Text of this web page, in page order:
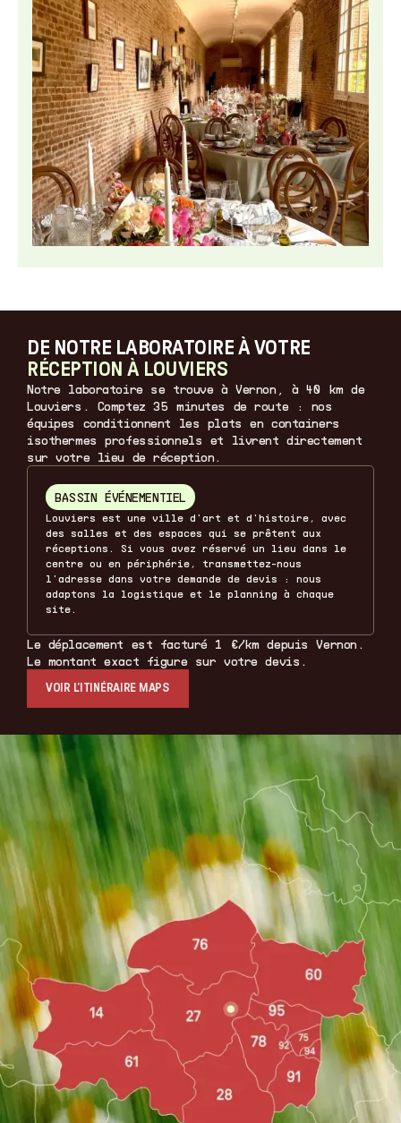
DE NOTRE LABORATOIRE À VOTRE
RÉCEPTION À LOUVIERS
Notre laboratoire se trouve à Vernon, à 40 km de
Louviers. Comptez 35 minutes de route : nos
équipes conditionnent les plats en containers
isothermes professionnels et livrent directement
sur votre lieu de réception.
BASSIN ÉVÉNEMENTIEL
Louviers est une ville d'art et d'histoire, avec
des salles et des espaces qui se prêtent aux
réceptions. Si vous avez réservé un lieu dans le
centre ou en périphérie, transmettez-nous
l'adresse dans votre demande de devis : nous
adaptons la logistique et le planning à chaque
site.
Le déplacement est facturé 1 €/km depuis Vernon.
Le montant exact figure sur votre devis.
VOIR L’ITINÉRAIRE MAPS